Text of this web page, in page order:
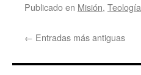
Publicado en Misión, Teología
← Entradas más antiguas